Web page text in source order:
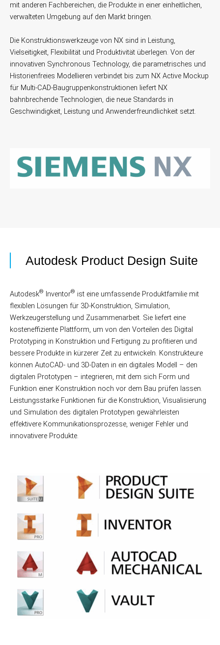
mit anderen Fachbereichen, die Produkte in einer einheitlichen,
verwalteten Umgebung auf den Markt bringen.
Die Konstruktionswerkzeuge von NX sind in Leistung,
Vielseitigkeit, Flexibilität und Produktivität überlegen. Von der
innovativen Synchronous Technology, die parametrisches und
Historienfreies Modellieren verbindet bis zum NX Active Mockup
für Multi-CAD-Baugruppenkonstruktionen liefert NX
bahnbrechende Technologien, die neue Standards in
Geschwindigkeit, Leistung und Anwenderfreundlichkeit setzt.
Autodesk Product Design Suite
Autodesk® Inventor® ist eine umfassende Produktfamilie mit
flexiblen Lösungen für 3D-Konstruktion, Simulation,
Werkzeugerstellung und Zusammenarbeit. Sie liefert eine
kosteneffiziente Plattform, um von den Vorteilen des Digital
Prototyping in Konstruktion und Fertigung zu profitieren und
bessere Produkte in kürzerer Zeit zu entwickeln. Konstrukteure
können AutoCAD- und 3D-Daten in ein digitales Modell – den
digitalen Prototypen – integrieren, mit dem sich Form und
Funktion einer Konstruktion noch vor dem Bau prüfen lassen.
Leistungsstarke Funktionen für die Konstruktion, Visualisierung
und Simulation des digitalen Prototypen gewährleisten
effektivere Kommunikations­prozesse, weniger Fehler und
innovativere Produkte.